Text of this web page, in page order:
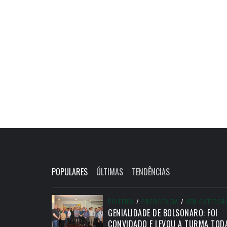
POPULARES ÚLTIMAS TENDÊNCIAS
POLÍTICA / PRESIDÊNCIA / SEM
GENIALIDADE DE BOLSONARO: FOI
CONVIDADO E LEVOU A TURMA